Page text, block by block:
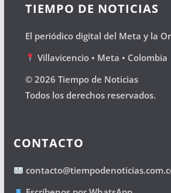
TIEMPO DE NOTICIAS
El periódico digital del Meta y la
Villavicencio • Meta • Colombia
© 2026 Tiempo de Noticias
Todos los derechos reservados.
CONTACTO